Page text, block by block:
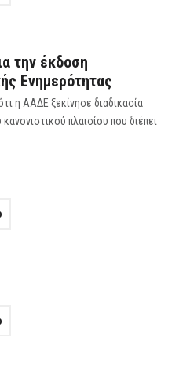
την έκδοση
Ενημερότητας
η ΑΑΔΕ ξεκίνησε διαδικασία
πλαισίου που διέπει